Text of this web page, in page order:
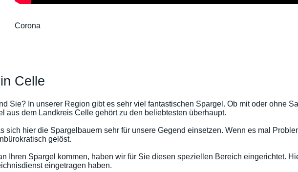
Corona
Celle
Sie? In unserer Region gibt es sehr viel fantastischen Spargel. Ob mit oder ohne
aus dem Landkreis Celle gehört zu den beliebtesten überhaupt.
sich hier die Spargelbauern sehr für unsere Gegend einsetzen. Wenn es mal
gelöst.
Ihren Spargel kommen, haben wir für Sie diesen speziellen Bereich eingerichtet.
eingetragen haben.